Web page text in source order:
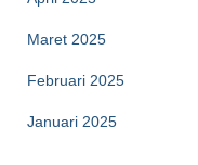
Maret 2025
Februari 2025
Januari 2025